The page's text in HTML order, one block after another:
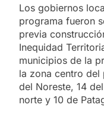
Los gobiernos
programa fueron
previa
Inequidad
municipios de la
la zona centro del
del Noreste, 14
norte y 10 de